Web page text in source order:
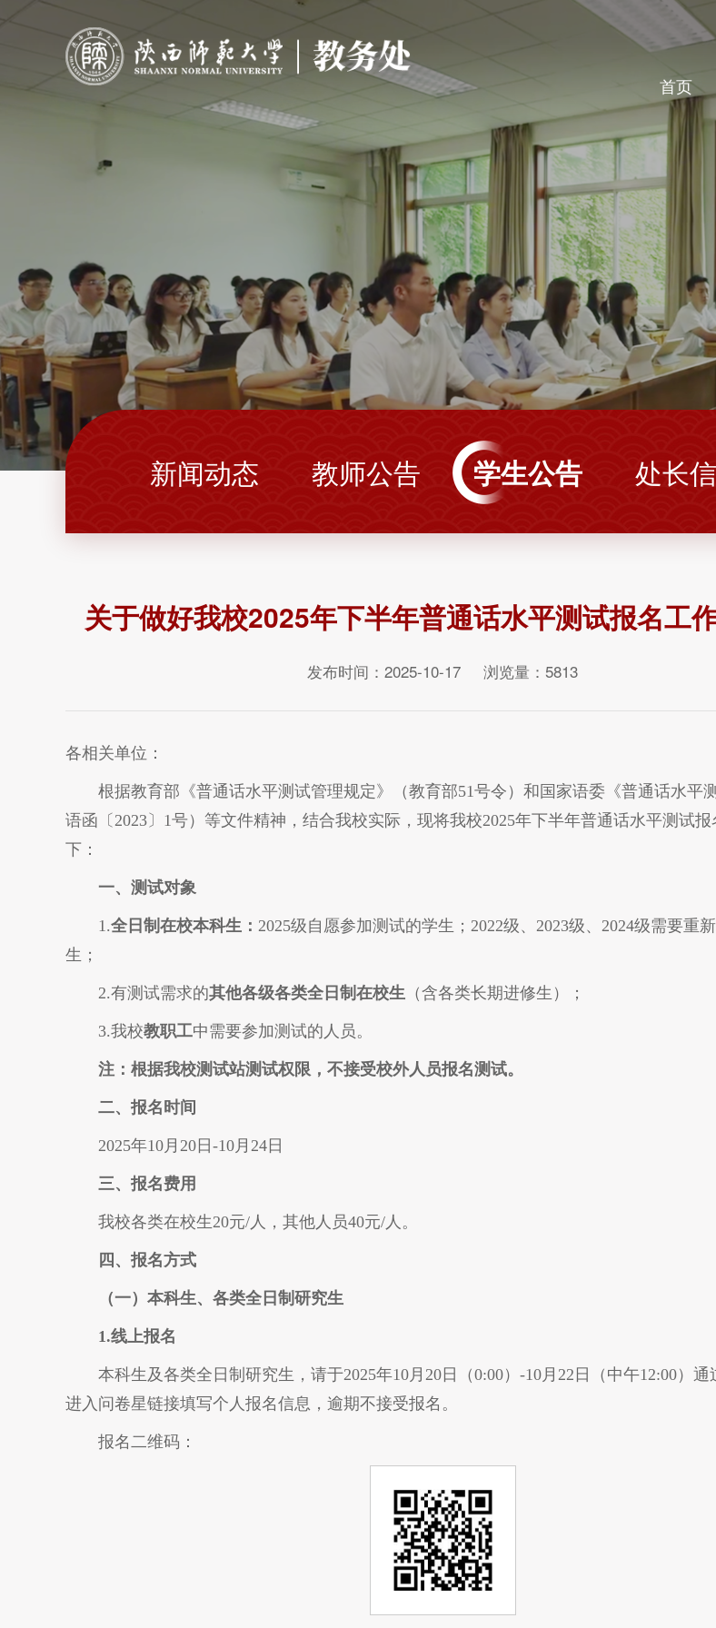
首页
新闻动态 教师公告 学生公告 处长
关于做好我校2025年下半年普通话水平测试报名工
发布时间：2025-10-17 浏览量： 5813
各相关单位：
根据教育部《普通话水平测试管理规定》（教育部51号令）和国家语委《普通话水平
语函〔2023〕1号）等文件精神，结合我校实际，现将我校2025年下半年普通话水平测试
下：
一、测试对象
1.全日制在校本科生： 2025级自愿参加测试的学生；2022级、2023级、2024级需要重
生；
2.有测试需求的其他各级各类全日制在校生 （含各类长期进修生）；
3.我校教职工中需要参加测试的人员。
注： 根据我校测试站测试权限，不接受校外人员报名测试。
二、 报名时间
2025年10月20日-10月24日
三、报名费用
我校各类在校生20元/人，其他人员40元/人。
四、 报名方式
（一） 本科生、 各类全日制研究生
1.线上报名
本科生及各类全日制研究生，请于2025年10月20日（0:00）-10月22日（中午12:00）
进入问卷星链接填写个人报名信息，逾期不接受报名。
报名二维码：